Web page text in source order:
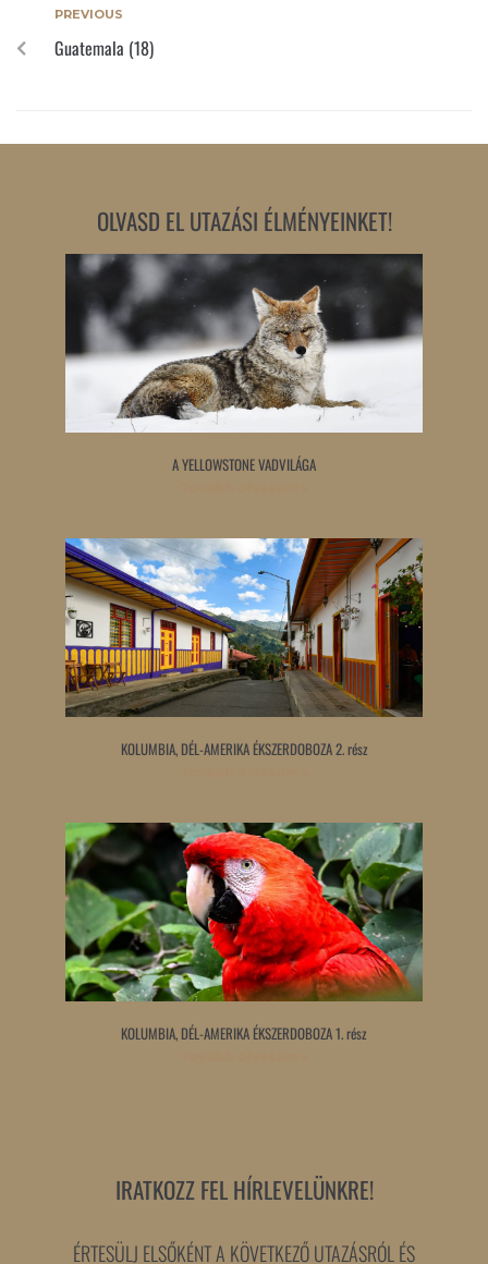
PREVIOUS
Guatemala (18)
OLVASD EL UTAZÁSI ÉLMÉNYEINKET!
A YELLOWSTONE VADVILÁGA
KOLUMBIA, DÉL-AMERIKA ÉKSZERDOBOZA 2. rész
KOLUMBIA, DÉL-AMERIKA ÉKSZERDOBOZA 1. rész
IRATKOZZ FEL HÍRLEVELÜNKRE!
ÉRTESÜLJ ELSŐKÉNT A KÖVETKEZŐ UTAZÁSRÓL ÉS